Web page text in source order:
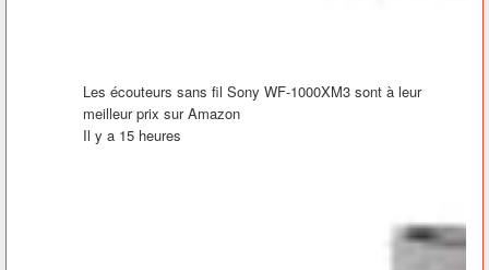
Les écouteurs sans fil Sony WF-1000XM3 sont à leur
meilleur prix sur Amazon
Il y a 15 heures